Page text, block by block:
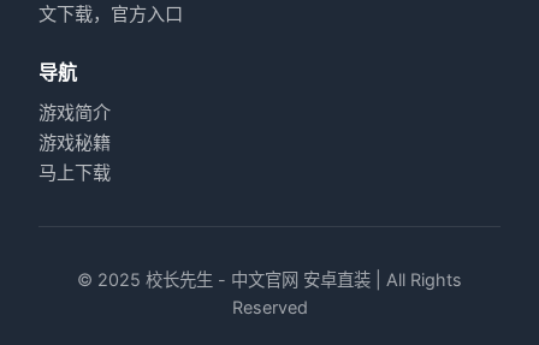
文下载，官方入口
导航
游戏简介
游戏秘籍
马上下载
© 2025 校长先生 - 中文官网 安卓直装 | All Rights
Reserved